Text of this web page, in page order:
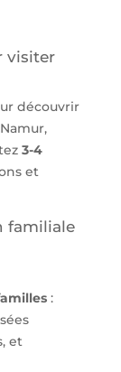
visiter
découvrir
3-4
et
familiale
:
et